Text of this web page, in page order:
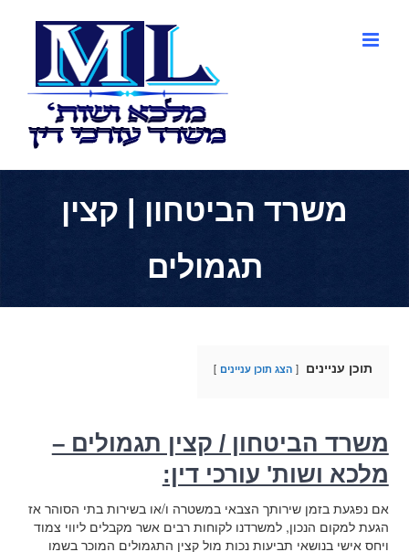
משרד הביטחון | קצין
תגמולים
תוכן עניינים הצג תוכן עניינים
משרד הביטחון / קצין תגמולים –
מלכא ושות' עורכי דין:
אם נפגעת בזמן שירותך הצבאי במשטרה ו/או בשירות בתי הסוהר אז
הגעת למקום הנכון, למשרדנו לקוחות רבים אשר מקבלים ליווי צמוד
ויחס אישי בנושאי תביעות נכות מול קצין התגמולים המוכר בשמו